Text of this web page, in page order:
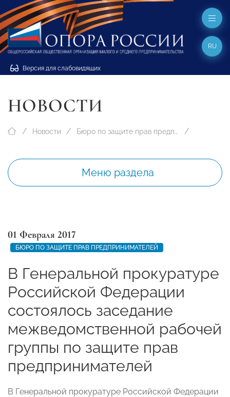
Версия для слабовидящих
RU
НОВОСТИ
Новости Бюро по защите прав предпринимателей
Меню раздела
01 Февраля 2017
БЮРО ПО ЗАЩИТЕ ПРАВ ПРЕДПРИНИМАТЕЛЕЙ
В Генеральной прокуратуре
Российской Федерации
состоялось заседание
межведомственной рабочей
группы по защите прав
предпринимателей
В Генеральной прокуратуре Российской Федерации